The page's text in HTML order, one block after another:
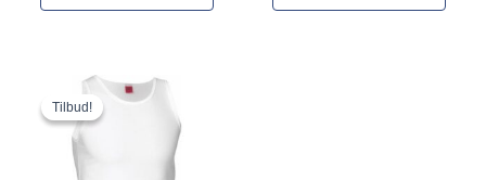
Tilbud!
Tilbud!
Den
oprindelige
Den
pris
kr. 90,00.
vare
har
varianter.